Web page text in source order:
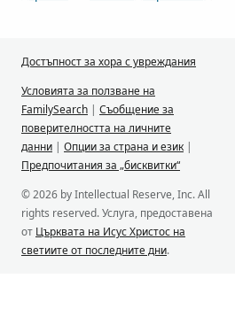
Достъпност за хора с увреждания
Условията за ползване на
FamilySearch | Съобщение за
поверителността на личните
данни | Опции за страна и език |
Предпочитания за „бисквитки“
© 2026 by Intellectual Reserve, Inc. All
rights reserved. Услуга, предоставена
от Църквата на Исус Христос на
светиите от последните дни.